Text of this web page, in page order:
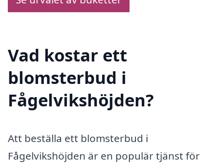
Vad kostar ett
blomsterbud i
Fågelvikshöjden?
Att beställa ett blomsterbud i
Fågelvikshöjden är en populär tjänst för